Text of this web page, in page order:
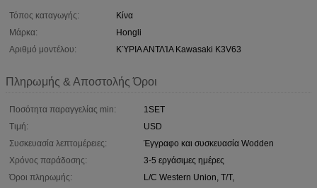
Τόπος καταγωγής:
Κίνα
Μάρκα:
Hongli
Αριθμό μοντέλου:
ΚΎΡΙΑ ΑΝΤΛΊΑ Kawasaki K3V63
Πληρωμής & Αποστολής Όροι
Ποσότητα παραγγελίας min:
1SET
Τιμή:
USD
Συσκευασία λεπτομέρειες:
Έγγραφο και συσκευασία Wodden
Χρόνος παράδοσης:
3-5 εργάσιμες ημέρες
Όροι πληρωμής:
L/C Western Union, T/T,